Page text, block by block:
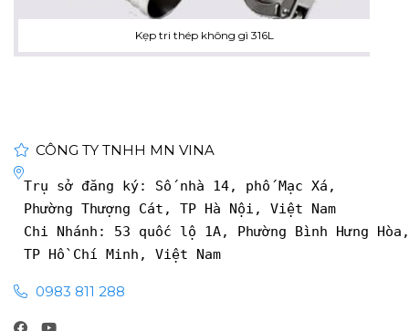
Kẹp tri thép không gì 316L
CÔNG TY TNHH MN VINA
Trụ sở đăng ký: Số nhà 14, phố Mạc Xá,
Phường Thượng Cát, TP Hà Nội, Việt Nam
Chi Nhánh: 53 quốc lộ 1A, Phường Bình Hưng
TP Hồ Chí Minh, Việt Nam
0983 811 288